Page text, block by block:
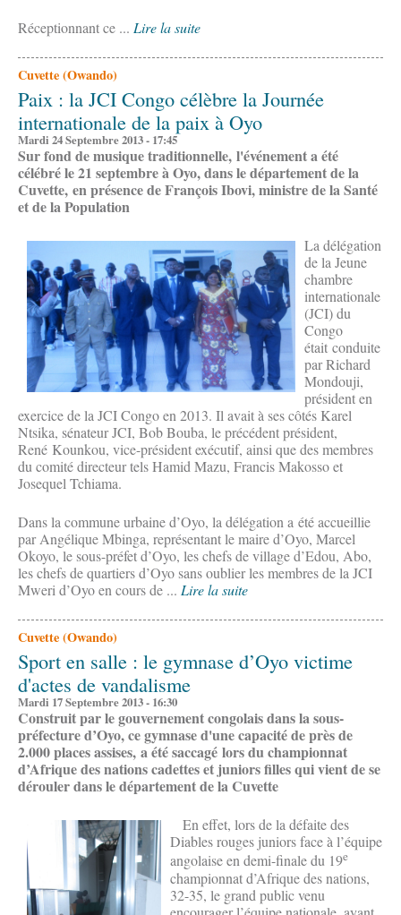
Réceptionnant ce ... Lire la suite
Cuvette (Owando)
Paix : la JCI Congo célèbre la Journée
internationale de la paix à Oyo
Mardi 24 Septembre 2013 - 17:45
Sur fond de musique traditionnelle, l'événement a été
célébré le 21 septembre à Oyo, dans le département de la
Cuvette, en présence de François Ibovi, ministre de la Santé
et de la Population
La délégation
de la Jeune
chambre
internationale
(JCI) du
Congo
était conduite
par Richard
Mondouji,
président en
exercice de la JCI Congo en 2013. Il avait à ses côtés Karel
Ntsika, sénateur JCI, Bob Bouba, le précédent président,
René Kounkou, vice-président exécutif, ainsi que des membres
du comité directeur tels Hamid Mazu, Francis Makosso et
Josequel Tchiama.
Dans la commune urbaine d’Oyo, la délégation a été accueillie
par Angélique Mbinga, représentant le maire d’Oyo, Marcel
Okoyo, le sous-préfet d’Oyo, les chefs de village d’Edou, Abo,
les chefs de quartiers d’Oyo sans oublier les membres de la JCI
Mweri d’Oyo en cours de ... Lire la suite
Cuvette (Owando)
Sport en salle : le gymnase d’Oyo victime
d'actes de vandalisme
Mardi 17 Septembre 2013 - 16:30
Construit par le gouvernement congolais dans la sous-
préfecture d’Oyo, ce gymnase d'une capacité de près de
2.000 places assises, a été saccagé lors du championnat
d’Afrique des nations cadettes et juniors filles qui vient de se
dérouler dans le département de la Cuvette
En effet, lors de la défaite des
Diables rouges juniors face à l’équipe
angolaise en demi-finale du 19e
championnat d’Afrique des nations,
32-35, le grand public venu